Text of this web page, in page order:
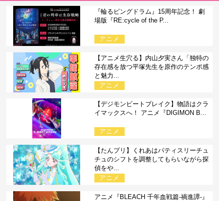
『輪るピングドラム』15周年記念！ 劇
場版『RE:cycle of the P...
アニメ
【アニメ生穴る】内山夕実さん「独特の
存在感を放つ平塚先生を原作のテンポ感
と魅力...
アニメ
【デジモンビートブレイク】物語はクラ
イマックスへ！ アニメ『DIGIMON B...
アニメ
【たんプリ】くれあはパティスリーチュ
チュのシフトを調整してもらいながら探
偵をや...
アニメ
アニメ『BLEACH 千年血戦篇-禍進譚-』